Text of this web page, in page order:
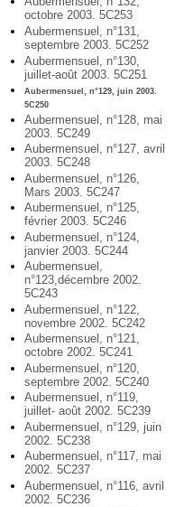
octobre 2003. 5C253
Aubermensuel, n°131,
septembre 2003. 5C252
Aubermensuel, n°130,
juillet-août 2003. 5C251
Aubermensuel, n°129, juin 2003.
5C250
Aubermensuel, n°128, mai
2003. 5C249
Aubermensuel, n°127, avril
2003. 5C248
Aubermensuel, n°126,
Mars 2003. 5C247
Aubermensuel, n°125,
février 2003. 5C246
Aubermensuel, n°124,
janvier 2003. 5C244
Aubermensuel,
n°123,décembre 2002.
5C243
Aubermensuel, n°122,
novembre 2002. 5C242
Aubermensuel, n°121,
octobre 2002. 5C241
Aubermensuel, n°120,
septembre 2002. 5C240
Aubermensuel, n°119,
juillet- août 2002. 5C239
Aubermensuel, n°129, juin
2002. 5C238
Aubermensuel, n°117, mai
2002. 5C237
Aubermensuel, n°116, avril
2002. 5C236